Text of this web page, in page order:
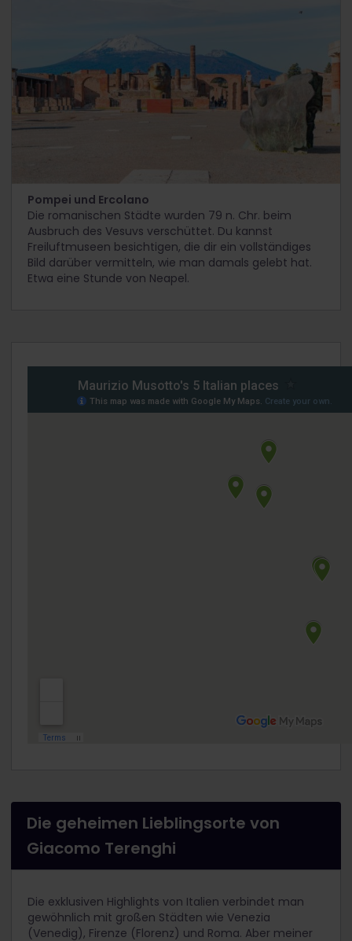
Pompei und Ercolano
Die romanischen Städte wurden 79 n. Chr. beim
Ausbruch des Vesuvs verschüttet. Du kannst
Freiluftmuseen besichtigen, die dir ein vollständiges
Bild darüber vermitteln, wie man damals gelebt hat.
Etwa eine Stunde von Neapel.
Die geheimen Lieblingsorte von
Giacomo Terenghi
Die exklusiven Highlights von Italien verbindet man
gewöhnlich mit großen Städten wie Venezia
(Venedig), Firenze (Florenz) und Roma. Aber meiner